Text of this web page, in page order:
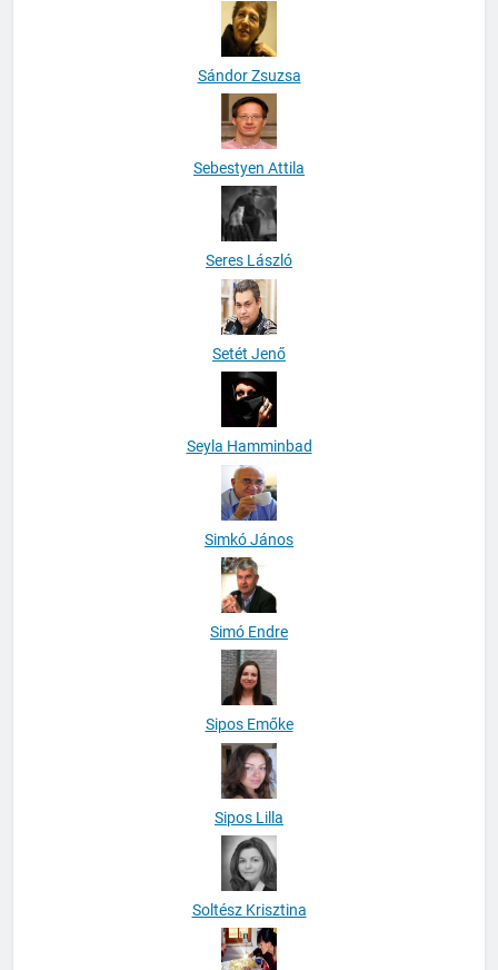
Sándor Zsuzsa
Sebestyen Attila
Seres László
Setét Jenő
Seyla Hamminbad
Simkó János
Simó Endre
Sipos Emőke
Sipos Lilla
Soltész Krisztina